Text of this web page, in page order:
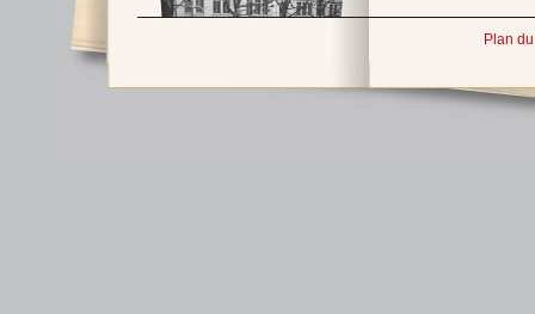
Plan